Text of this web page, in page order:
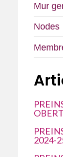
Mur
Nodes
2024-